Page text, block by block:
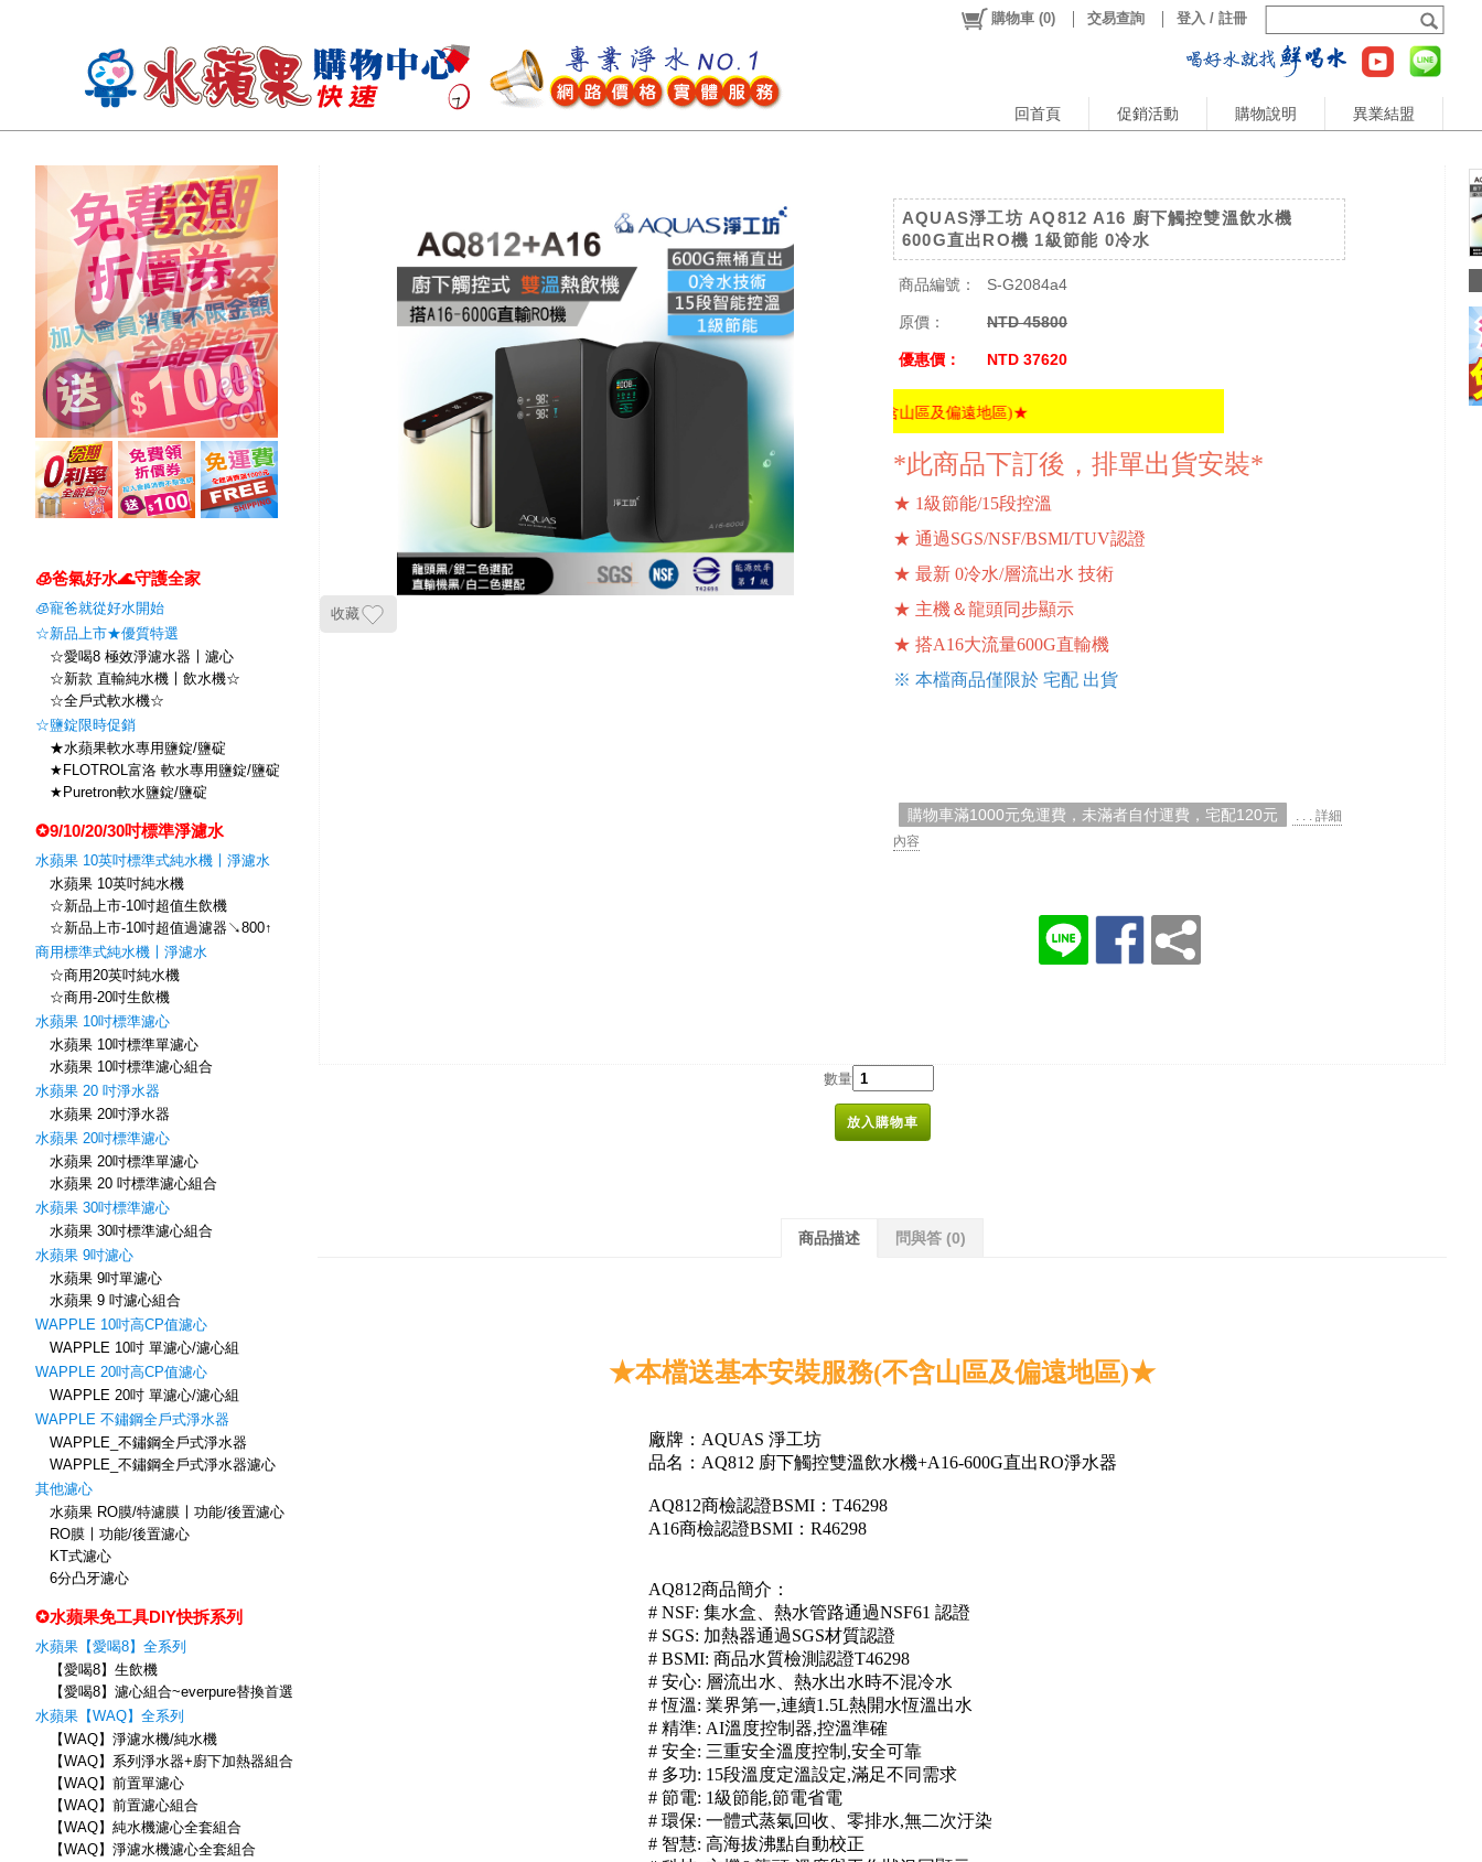
回首頁 促銷活動 購物說明 異業結盟
購物車 (0) 交易查詢 登入 / 註冊
🧊爸氣好水🌊守護全家
🧊寵爸就從好水開始
☆新品上市★優質特選
☆愛喝8 極效淨濾水器〡濾心
☆新款 直輸純水機〡飲水機☆
☆全戶式軟水機☆
☆鹽錠限時促銷
★水蘋果軟水專用鹽錠/鹽碇
★FLOTROL富洛 軟水專用鹽錠/鹽碇
★Puretron軟水鹽錠/鹽碇
✪9/10/20/30吋標準淨濾水
水蘋果 10英吋標準式純水機〡淨濾水
水蘋果 10英吋純水機
☆新品上市-10吋超值生飲機
☆新品上市-10吋超值過濾器↘800↑
商用標準式純水機〡淨濾水
☆商用20英吋純水機
☆商用-20吋生飲機
水蘋果 10吋標準濾心
水蘋果 10吋標準單濾心
水蘋果 10吋標準濾心組合
水蘋果 20 吋淨水器
水蘋果 20吋淨水器
水蘋果 20吋標準濾心
水蘋果 20吋標準單濾心
水蘋果 20 吋標準濾心組合
水蘋果 30吋標準濾心
水蘋果 30吋標準濾心組合
水蘋果 9吋濾心
水蘋果 9吋單濾心
水蘋果 9 吋濾心組合
WAPPLE 10吋高CP值濾心
WAPPLE 10吋 單濾心/濾心組
WAPPLE 20吋高CP值濾心
WAPPLE 20吋 單濾心/濾心組
WAPPLE 不鏽鋼全戶式淨水器
WAPPLE_不鏽鋼全戶式淨水器
WAPPLE_不鏽鋼全戶式淨水器濾心
其他濾心
水蘋果 RO膜/特濾膜〡功能/後置濾心
RO膜〡功能/後置濾心
KT式濾心
6分凸牙濾心
✪水蘋果免工具DIY快拆系列
水蘋果【愛喝8】全系列
【愛喝8】生飲機
【愛喝8】濾心組合~everpure替換首選
水蘋果【WAQ】全系列
【WAQ】淨濾水機/純水機
【WAQ】系列淨水器+廚下加熱器組合
【WAQ】前置單濾心
【WAQ】前置濾心組合
【WAQ】純水機濾心全套組合
【WAQ】淨濾水機濾心全套組合
收藏
AQUAS淨工坊 AQ812 A16 廚下觸控雙溫飲水機
600G直出RO機 1級節能 0冷水
商品編號： S-G2084a4
原價： NTD 45800
優惠價： NTD 37620
★全省免費安裝(不含山區及偏遠地區)★
*此商品下訂後，排單出貨安裝*
★ 1級節能/15段控溫
★ 通過SGS/NSF/BSMI/TUV認證
★ 最新 0冷水/層流出水 技術
★ 主機＆龍頭同步顯示
★ 搭A16大流量600G直輸機
※ 本檔商品僅限於 宅配 出貨
購物車滿1000元免運費，未滿者自付運費，宅配120元
. . . 詳細
內容
數量
放入購物車
商品描述 問與答 (0)